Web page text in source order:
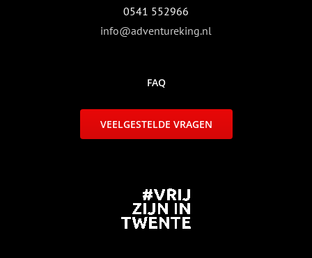
0541 552966
info@adventureking.nl
FAQ
VEELGESTELDE VRAGEN